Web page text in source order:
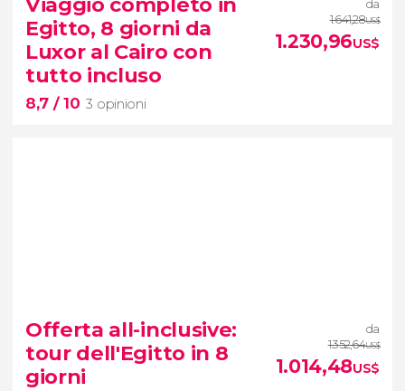
tour dell'Egitto e del Mar Rosso in 11
giorni tutto incluso
Egitto, 8 giorni da
Luxor al Cairo con
tutto incluso
8,7 / 10 3 opinioni
da
1.641,28US$
1.230,96US$
3 opinioni
tour di 8 giorni in Egitto
Offerta all-inclusive:
tour dell'Egitto in 8
giorni
da
1.352,64US$
1.014,48US$